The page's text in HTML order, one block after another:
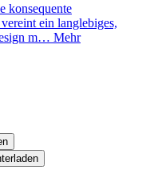
konsequente
ein langlebiges,
m… Mehr